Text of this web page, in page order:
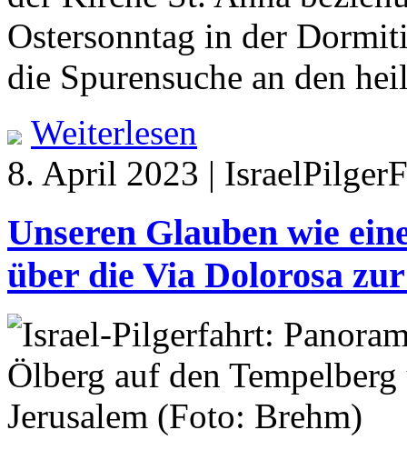
Ostersonntag in der
die Spurensuche an den
Weiterlesen
8. April 2023 |
Unseren Glauben wie
über die Via Dolorosa